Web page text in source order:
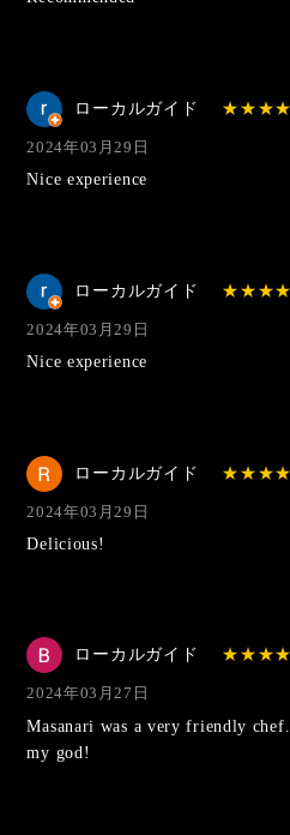
ローカルガイド
2024年03月29日
Nice experience
ローカルガイド
2024年03月29日
Nice experience
ローカルガイド
2024年03月29日
Delicious!
ローカルガイド
2024年03月27日
Masanari was a very friendly
my god!